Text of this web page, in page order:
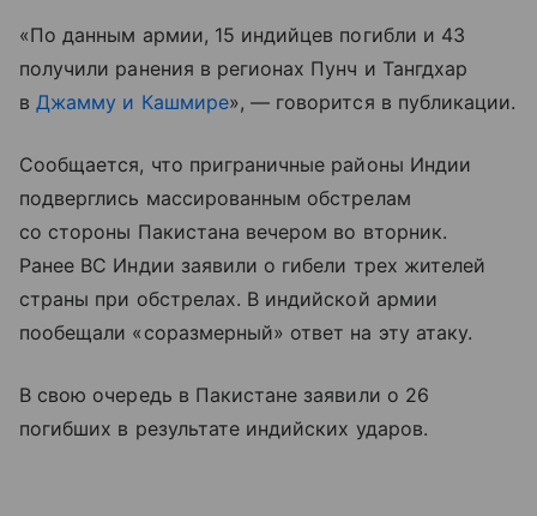
«По данным армии, 15 индийцев погибли и 43
получили ранения в регионах Пунч и Тангдхар
в Джамму и Кашмире», — говорится в публикации.
Сообщается, что приграничные районы Индии
подверглись массированным обстрелам
со стороны Пакистана вечером во вторник.
Ранее ВС Индии заявили о гибели трех жителей
страны при обстрелах. В индийской армии
пообещали «соразмерный» ответ на эту атаку.
В свою очередь в Пакистане заявили о 26
погибших в результате индийских ударов.